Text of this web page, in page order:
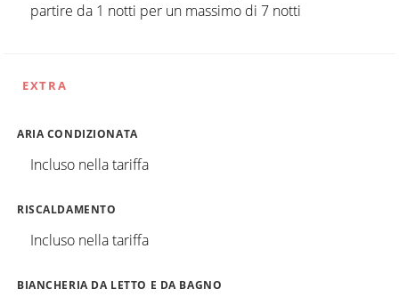
partire da 1 notti per un massimo di 7 notti
EXTRA
ARIA CONDIZIONATA
Incluso nella tariffa
RISCALDAMENTO
Incluso nella tariffa
BIANCHERIA DA LETTO E DA BAGNO